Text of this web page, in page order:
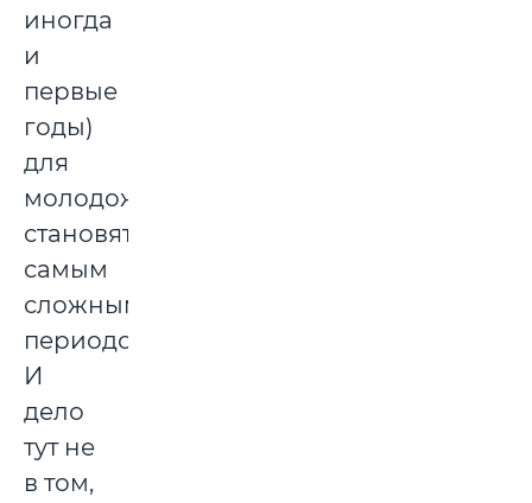
иногда
и
первые
годы)
для
молодоженов
становятся
самым
сложным
периодом.
И
дело
тут не
в том,